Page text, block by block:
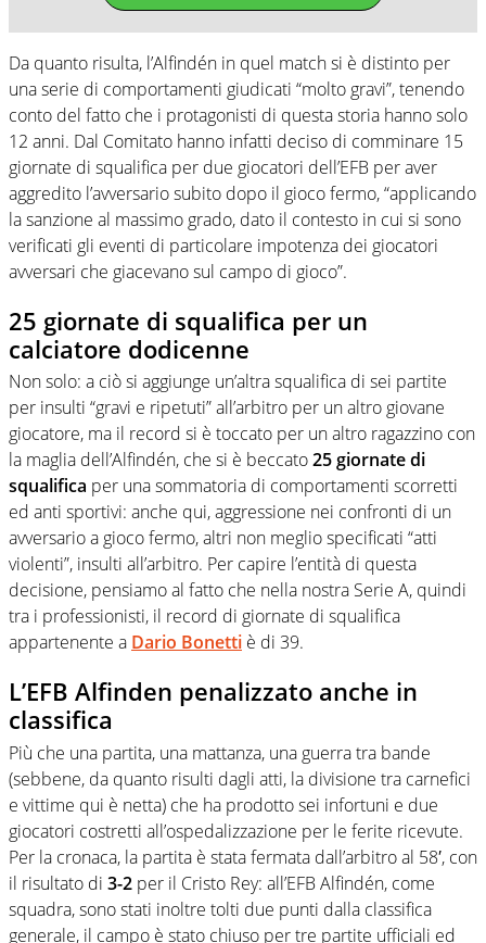
Da quanto risulta, l’Alfindén in quel match si è distinto per
una serie di comportamenti giudicati “molto gravi”, tenendo
conto del fatto che i protagonisti di questa storia hanno solo
12 anni. Dal Comitato hanno infatti deciso di comminare 15
giornate di squalifica per due giocatori dell’EFB per aver
aggredito l’avversario subito dopo il gioco fermo, “applicando
la sanzione al massimo grado, dato il contesto in cui si sono
verificati gli eventi di particolare impotenza dei giocatori
avversari che giacevano sul campo di gioco”.
25 giornate di squalifica per un
calciatore dodicenne
Non solo: a ciò si aggiunge un’altra squalifica di sei partite
per insulti “gravi e ripetuti” all’arbitro per un altro giovane
giocatore, ma il record si è toccato per un altro ragazzino con
la maglia dell’Alfindén, che si è beccato25 giornate di
squalifica per una sommatoria di comportamenti scorretti
ed anti sportivi: anche qui, aggressione nei confronti di un
avversario a gioco fermo, altri non meglio specificati “atti
violenti”, insulti all’arbitro. Per capire l’entità di questa
decisione, pensiamo al fatto che nella nostra Serie A, quindi
tra i professionisti, il record di giornate di squalifica
appartenente a Dario Bonetti è di 39.
L’EFB Alfinden penalizzato anche in
classifica
Più che una partita, una mattanza, una guerra tra bande
(sebbene, da quanto risulti dagli atti, la divisione tra carnefici
e vittime qui è netta) che ha prodotto sei infortuni e due
giocatori costretti all’ospedalizzazione per le ferite ricevute.
Per la cronaca, la partita è stata fermata dall’arbitro al 58′, con
il risultato di 3-2 per il Cristo Rey: all’EFB Alfindén, come
squadra, sono stati inoltre tolti due punti dalla classifica
generale, il campo è stato chiuso per tre partite ufficiali ed